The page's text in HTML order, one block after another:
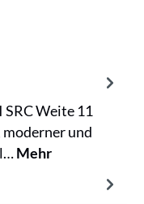
SRC Weite 11
und
Mehr